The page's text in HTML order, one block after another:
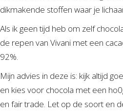
dikmakende stoffen waar je
Als ik geen tijd heb om zelf
de repen van Vivani met een
92%.
Mijn advies in deze is: kijk altijd
en kies voor chocola met een
en fair trade. Let op de soort en